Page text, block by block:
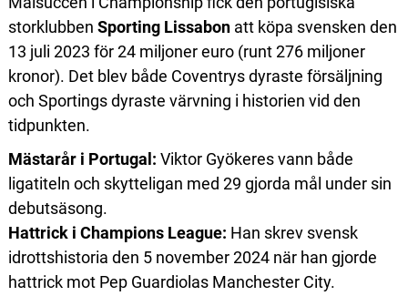
storklubben Sporting Lissabonatt köpa svensken den
13 juli 2023 för 24 miljoner euro (runt 276 miljoner
kronor). Det blev både Coventrys dyraste försäljning
och Sportings dyraste värvning i historien vid den
tidpunkten.
Mästarår i Portugal: Viktor Gyökeres vann både
ligatiteln och skytteligan med 29 gjorda mål under sin
debutsäsong.
Hattrick i Champions League: Han skrev svensk
idrottshistoria den 5 november 2024 när han gjorde
hattrick mot Pep Guardiolas Manchester City.